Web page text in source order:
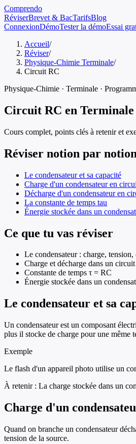
Comprendo
RéviserBrevet & BacTarifsBlog
ConnexionDémoTester la démoEssai
Accueil/
Réviser/
Physique-Chimie Terminale/
Circuit RC
Physique-Chimie · Terminale ·
Circuit RC en Terminale
Cours complet, points clés à retenir et
Réviser notion par notion
Le condensateur et sa capacité
Charge d'un condensateur en
Décharge d'un condensateur en
La constante de temps tau
Énergie stockée dans un
Ce que tu vas réviser
Le condensateur : charge,
Charge et décharge dans un
Constante de temps τ = RC
Énergie stockée dans un
Le condensateur et sa
Un condensateur est un composant
plus il stocke de charge pour une même
Exemple
Le flash d'un appareil photo utilise un
À retenir : La charge stockée dans un
Charge d'un
Quand on branche un condensateur
tension de la source.